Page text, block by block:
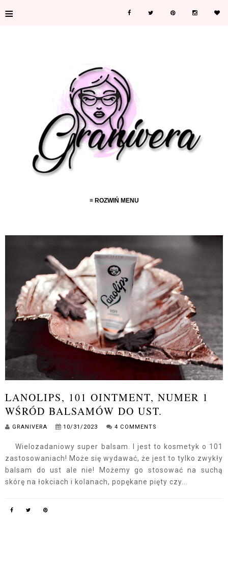
≡
≡ ROZWIŃ MENU
LANOLIPS, 101 OINTMENT, NUMER 1
WŚRÓD BALSAMÓW DO UST.
GRANIVERA 10/31/2023 4 COMMENTS
Wielozadaniowy super balsam. I jest to kosmetyk o 101
zastosowaniach! Może się wydawać, że jest to tylko zwykły
balsam do ust ale nie! Możemy go stosować na suchą
skórę na łokciach i kolanach, popękane pięty czy...